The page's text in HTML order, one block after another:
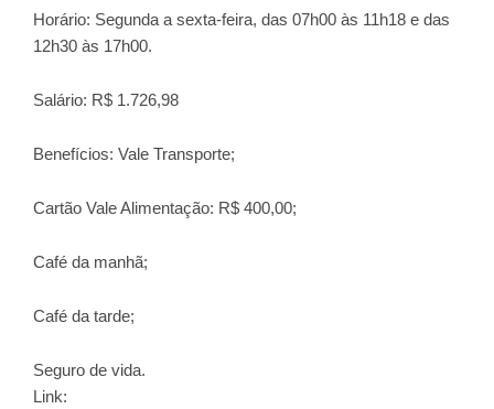
Horário: Segunda a sexta-feira, das 07h00 às 11h18 e das
12h30 às 17h00.
Salário: R$ 1.726,98
Benefícios: Vale Transporte;
Cartão Vale Alimentação: R$ 400,00;
Café da manhã;
Café da tarde;
Seguro de vida.
Link: